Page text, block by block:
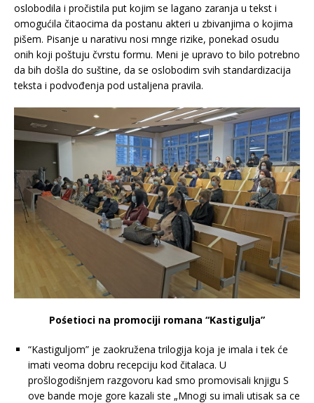
oslobodila i pročistila put kojim se lagano zaranja u tekst i
omogućila čitaocima da postanu akteri u zbivanjima o kojima
pišem. Pisanje u narativu nosi mnge rizike, ponekad osudu
onih koji poštuju čvrstu formu. Meni je upravo to bilo potrebno
da bih došla do suštine, da se oslobodim svih standardizacija
teksta i podvođenja pod ustaljena pravila.
Pośetioci na promociji romana “Kastigulja”
“Kastiguljom” je zaokružena trilogija koja je imala i tek će
imati veoma dobru recepciju kod čitalaca. U
prošlogodišnjem razgovoru kad smo promovisali knjigu S
ove bande moje gore kazali ste „Mnogi su imali utisak sa ce